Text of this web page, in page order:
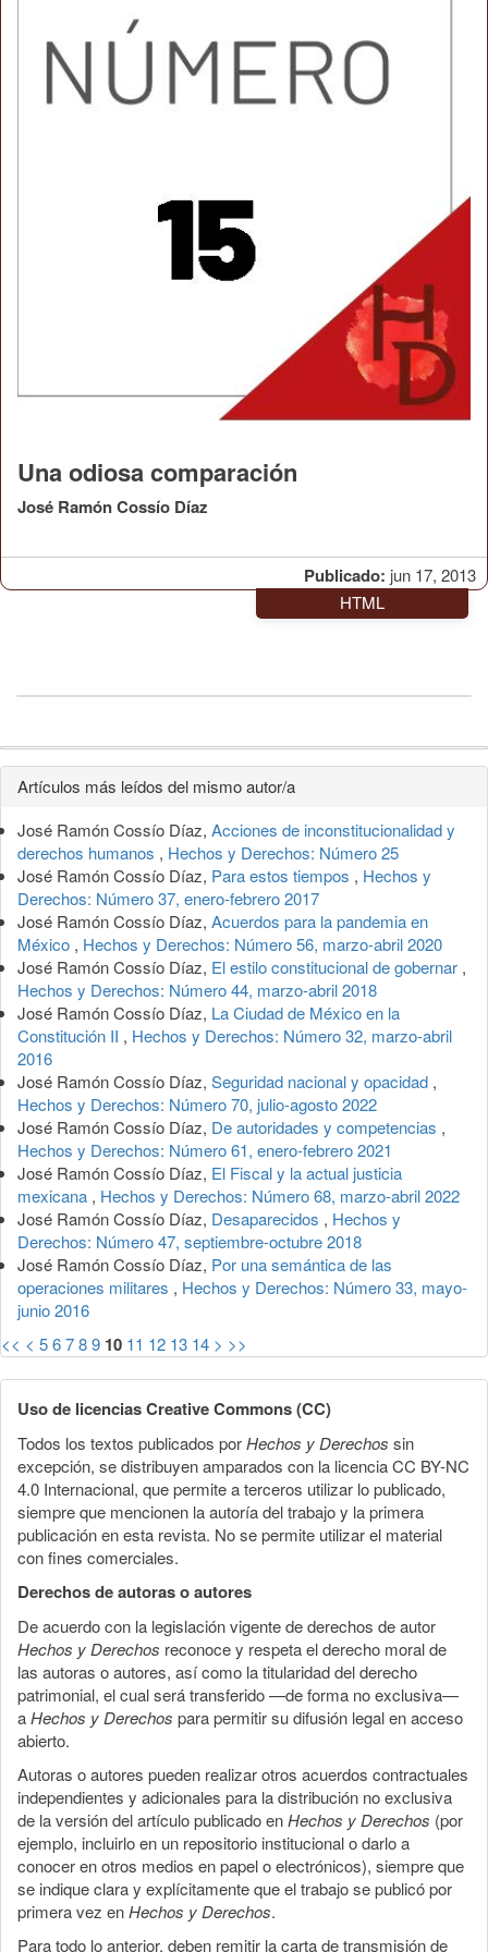
Publicado: jun 17, 2013
Una odiosa comparación
José Ramón Cossío Díaz
HTML
Detalles
del
artículo
Artículos más leídos del mismo autor/a
José Ramón Cossío Díaz, Acciones de inconstitucionalidad y
derechos humanos , Hechos y Derechos: Número 25
José Ramón Cossío Díaz, Para estos tiempos , Hechos y
Derechos: Número 37, enero-febrero 2017
José Ramón Cossío Díaz, Acuerdos para la pandemia en
México , Hechos y Derechos: Número 56, marzo-abril 2020
José Ramón Cossío Díaz, El estilo constitucional de gobernar ,
Hechos y Derechos: Número 44, marzo-abril 2018
José Ramón Cossío Díaz, La Ciudad de México en la
Constitución II , Hechos y Derechos: Número 32, marzo-abril
2016
José Ramón Cossío Díaz, Seguridad nacional y opacidad ,
Hechos y Derechos: Número 70, julio-agosto 2022
José Ramón Cossío Díaz, De autoridades y competencias ,
Hechos y Derechos: Número 61, enero-febrero 2021
José Ramón Cossío Díaz, El Fiscal y la actual justicia
mexicana , Hechos y Derechos: Número 68, marzo-abril 2022
José Ramón Cossío Díaz, Desaparecidos , Hechos y
Derechos: Número 47, septiembre-octubre 2018
José Ramón Cossío Díaz, Por una semántica de las
operaciones militares , Hechos y Derechos: Número 33, mayo-
junio 2016
<< < 56789 10 11 12 13 14 > >>
Uso de licencias Creative Commons (CC)
Todos los textos publicados porHechos y Derechos sin
excepción, se distribuyen amparados con la licencia CC BY-NC
4.0 Internacional, que permite a terceros utilizar lo publicado,
siempre que mencionen la autoría del trabajo y la primera
publicación en esta revista. No se permite utilizar el material
con fines comerciales.
Derechos de autoras o autores
De acuerdo con la legislación vigente de derechos de autor
Hechos y Derechos reconoce y respeta el derecho moral de
las autoras o autores, así como la titularidad del derecho
patrimonial, el cual será transferido —de forma no exclusiva—
aHechos y Derechos para permitir su difusión legal en acceso
abierto.
Autoras o autores pueden realizar otros acuerdos contractuales
independientes y adicionales para la distribución no exclusiva
de la versión del artículo publicado enHechos y Derechos (por
ejemplo, incluirlo en un repositorio institucional o darlo a
conocer en otros medios en papel o electrónicos), siempre que
se indique clara y explícitamente que el trabajo se publicó por
primera vez enHechos y Derechos.
Para todo lo anterior, deben remitir la carta de transmisión de